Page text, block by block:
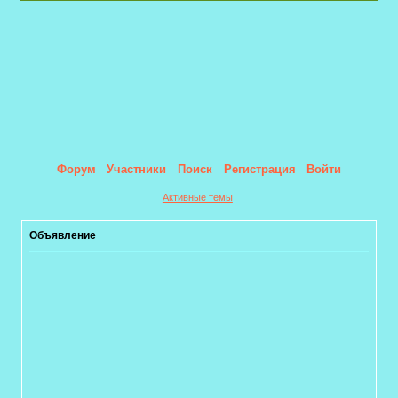
Форум Участники Поиск Регистрация Войти
Активные темы
Объявление